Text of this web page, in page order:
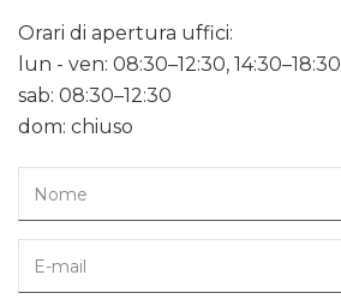
Orari di apertura uffici:
lun - ven: 08:30–12:30, 14:30–18:30
sab: 08:30–12:30
dom: chiuso